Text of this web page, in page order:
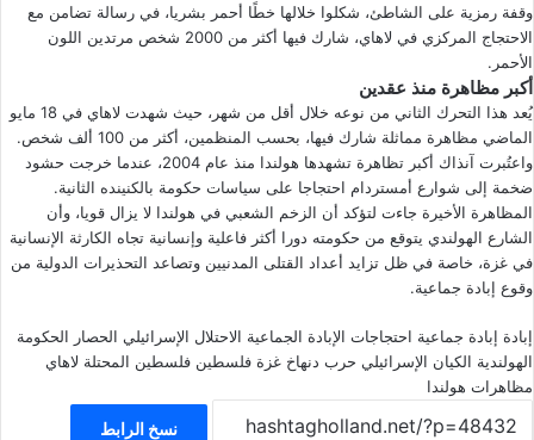
وقفة رمزية على الشاطئ، شكلوا خلالها خطًا أحمر بشريا، في رسالة تضامن مع
الاحتجاج المركزي في لاهاي، شارك فيها أكثر من 2000 شخص مرتدين اللون
الأحمر.
أكبر مظاهرة منذ عقدين
يُعد هذا التحرك الثاني من نوعه خلال أقل من شهر، حيث شهدت لاهاي في 18 مايو
الماضي مظاهرة مماثلة شارك فيها، بحسب المنظمين، أكثر من 100 ألف شخص.
واعتُبرت آنذاك أكبر تظاهرة تشهدها هولندا منذ عام 2004، عندما خرجت حشود
ضخمة إلى شوارع أمستردام احتجاجا على سياسات حكومة بالكنينده الثانية.
المظاهرة الأخيرة جاءت لتؤكد أن الزخم الشعبي في هولندا لا يزال قويا، وأن
الشارع الهولندي يتوقع من حكومته دورا أكثر فاعلية وإنسانية تجاه الكارثة الإنسانية
في غزة، خاصة في ظل تزايد أعداد القتلى المدنيين وتصاعد التحذيرات الدولية من
وقوع إبادة جماعية.
إبادة إبادة جماعية احتجاجات الإبادة الجماعية الاحتلال الإسرائيلي الحصار الحكومة
الهولندية الكيان الإسرائيلي حرب دنهاخ غزة فلسطين فلسطين المحتلة لاهاي
مظاهرات هولندا
نسخ الرابط